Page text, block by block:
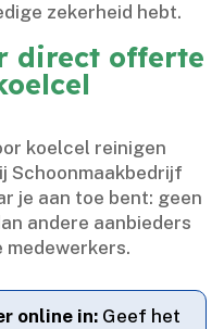
zekerheid hebt.​
direct offerte
koelcel reinigen
Schoonmaakbedrijf
je aan toe bent: geen
andere aanbieders
online in: Geef het